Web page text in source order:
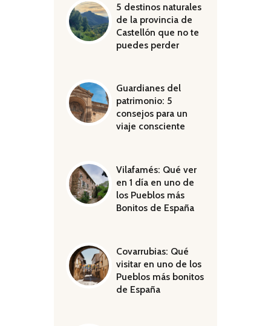
5 destinos naturales
de la provincia de
Castellón que no te
puedes perder
Guardianes del
patrimonio: 5
consejos para un
viaje consciente
Vilafamés: Qué ver
en 1 día en uno de
los Pueblos más
Bonitos de España
Covarrubias: Qué
visitar en uno de los
Pueblos más bonitos
de España